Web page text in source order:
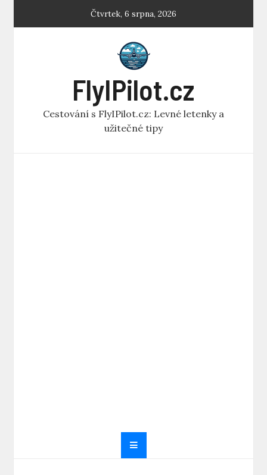
Čtvrtek, 6 srpna, 2026
FlyIPilot.cz
Cestování s FlyIPilot.cz: Levné letenky a
užitečné tipy